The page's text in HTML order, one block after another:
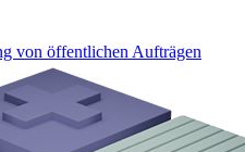
von öffentlichen Aufträgen